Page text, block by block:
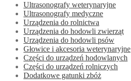
Ultrasonografy weterynaryjne
Ultrasonografy medyczne
Urządzenia do rolnictwa
Urządzenia do hodowli zwierząt
Urządzenia do hodowli psów
Głowice i akcesoria weterynaryjne
Części do urządzeń hodowlanych
Części do urządzeń rolniczych
Dodatkowe gatunki zbóż